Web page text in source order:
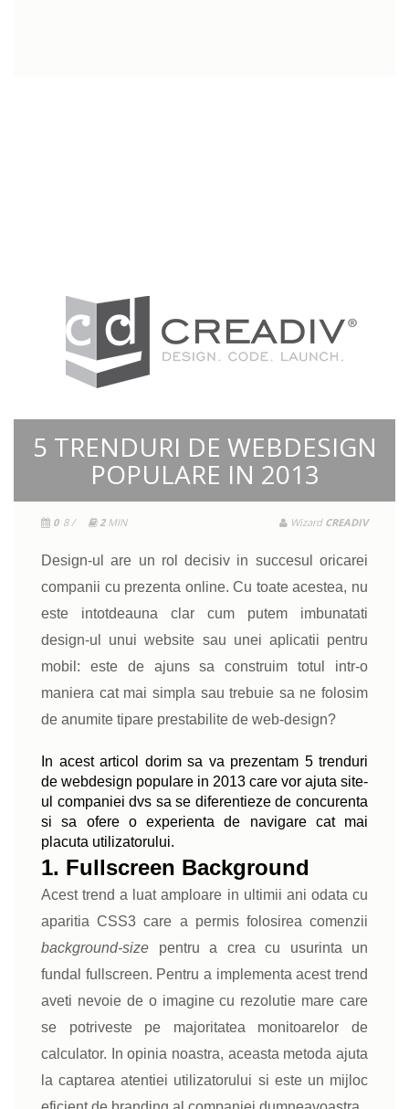
5 TRENDURI DE WEBDESIGN
POPULARE IN 2013
0 8 / 2MIN Wizard CREADIV
Design-ul are un rol decisiv in succesul oricarei
companii cu prezenta online. Cu toate acestea, nu
este intotdeauna clar cum putem imbunatati
design-ul unui website sau unei aplicatii pentru
mobil: este de ajuns sa construim totul intr-o
maniera cat mai simpla sau trebuie sa ne folosim
de anumite tipare prestabilite de web-design?
In acest articol dorim sa va prezentam 5 trenduri
de webdesign populare in 2013 care vor ajuta site-
ul companiei dvs sa se diferentieze de concurenta
si sa ofere o experienta de navigare cat mai
placuta utilizatorului.
1. Fullscreen Background
Acest trend a luat amploare in ultimii ani odata cu
aparitia CSS3 care a permis folosirea comenzii
background-size pentru a crea cu usurinta un
fundal fullscreen. Pentru a implementa acest trend
aveti nevoie de o imagine cu rezolutie mare care
se potriveste pe majoritatea monitoarelor de
calculator. In opinia noastra, aceasta metoda ajuta
la captarea atentiei utilizatorului si este un mijloc